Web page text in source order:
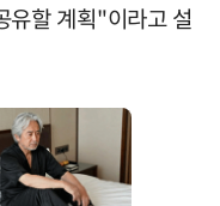
유할 계획"이라고 설